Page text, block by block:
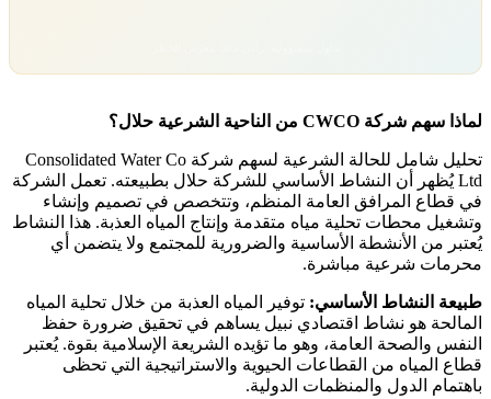
لماذا سهم شركة CWCO من الناحية الشرعية حلال؟
تحليل شامل للحالة الشرعية لسهم شركة Consolidated Water Co
Ltd يُظهر أن النشاط الأساسي للشركة حلال بطبيعته. تعمل الشركة
في قطاع المرافق العامة المنظم، وتتخصص في تصميم وإنشاء
وتشغيل محطات تحلية مياه متقدمة وإنتاج المياه العذبة. هذا النشاط
يُعتبر من الأنشطة الأساسية والضرورية للمجتمع ولا يتضمن أي
محرمات شرعية مباشرة.
طبيعة النشاط الأساسي:توفير المياه العذبة من خلال تحلية المياه
المالحة هو نشاط اقتصادي نبيل يساهم في تحقيق ضرورة حفظ
النفس والصحة العامة، وهو ما تؤيده الشريعة الإسلامية بقوة. يُعتبر
قطاع المياه من القطاعات الحيوية والاستراتيجية التي تحظى
باهتمام الدول والمنظمات الدولية.